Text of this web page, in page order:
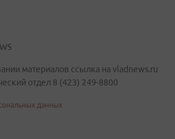
материалов ссылка на vladnews.ru
отдел 8 (423) 249-8800
данных